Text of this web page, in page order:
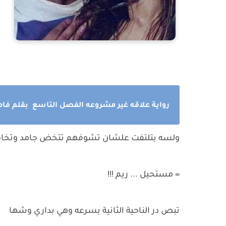
رواية علاقه غير مشروعه الفصل التاسع بقلم
ولسه بتلتفت علشان تشوفهم تتخض جامد
= مستحيل ... ريم !!!
تبص در الناحية الثانية بسرعه وهي بداري وشها